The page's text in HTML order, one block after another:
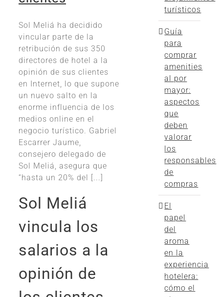
Sol Meliá ha decidido
vincular parte de la
retribución de sus 350
directores de hotel a la
opinión de sus clientes
en Internet, lo que supone
un nuevo salto en la
enorme influencia de los
medios online en el
negocio turístico. Gabriel
Escarrer Jaume,
consejero delegado de
Sol Meliá, asegura que
“hasta un 20% del [...]
Sol Meliá
vincula los
salarios a la
opinión de
turísticos
Guía
para
comprar
amenities
al por
mayor:
aspectos
que
deben
valorar
los
responsables
de
compras
El
papel
del
aroma
en la
experiencia
hotelera:
cómo el